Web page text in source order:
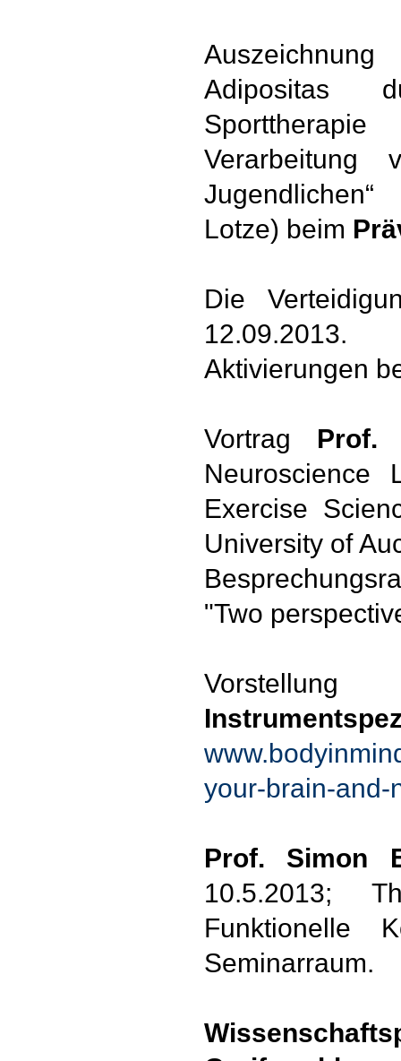
Adipositas
Lotze) beim
Die
Aktivierungen
Vortrag Prof.
Neuroscience
Exercise
University of
"Two
your-brain-and-
Prof. Simon
10.5.2013;
Funktionelle
Seminarraum.